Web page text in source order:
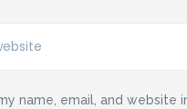
name, email, and website